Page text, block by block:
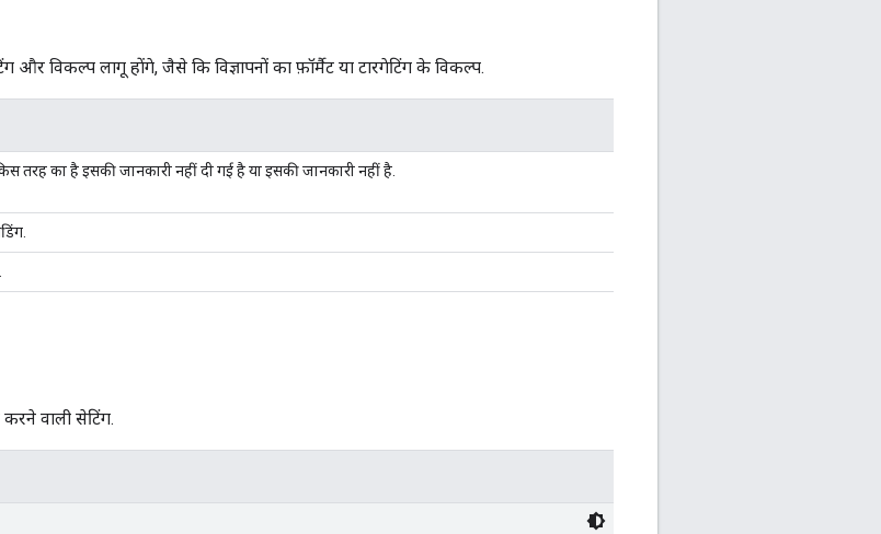
और विकल्प लागू होंगे, जैसे कि विज्ञापनों का फ़ॉर्मैट या टारगेटिंग के विकल्प.
तरह का है इसकी जानकारी नहीं दी गई है या इसकी जानकारी नहीं है.
वाली सेटिंग.